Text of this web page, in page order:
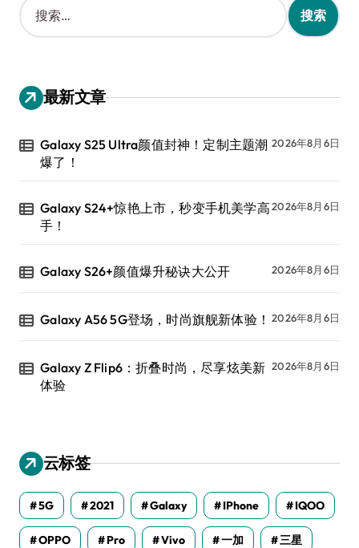
索
：
最新文章
Galaxy S25 Ultra颜值封神！定制主题潮
爆了！
2026年8月6日
Galaxy S24+惊艳上市，秒变手机美学高
手！
2026年8月6日
Galaxy S26+颜值爆升秘诀大公开 2026年8月6日
Galaxy A56 5G登场，时尚旗舰新体验！ 2026年8月6日
Galaxy Z Flip6：折叠时尚，尽享炫美新
体验
2026年8月6日
云标签
5G 2021 Galaxy IPhone IQOO
OPPO Pro Vivo 一加 三星